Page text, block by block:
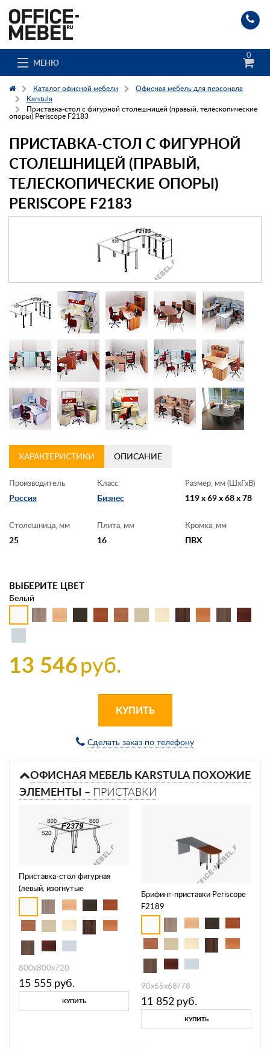
МЕНЮ
0
О компании
Доставка и сборка
Гос. заказчикам
Контакты
Заказать обратный звонок
Каталог офисной мебели
Офисная мебель для персонала
Karstula
Приставка-стол с фигурной столешницей (правый, телескопические
опоры) Periscope F2183
ПРИСТАВКА-СТОЛ С ФИГУРНОЙ
СТОЛЕШНИЦЕЙ (ПРАВЫЙ,
ТЕЛЕСКОПИЧЕСКИЕ ОПОРЫ)
PERISCOPE F2183
ХАРАКТЕРИСТИКИ ОПИСАНИЕ
Производитель
Россия
Класс
Бизнес
Размер, мм (ШхГхВ)
119 x 69 x 68 x 78
Столешница, мм
25
Плита, мм
16
Кромка, мм
ПВХ
ВЫБЕРИТЕ ЦВЕТ
Белый
13 546руб.
КУПИТЬ
Сделать заказ по телефону
ОФИСНАЯ МЕБЕЛЬ KARSTULA ПОХОЖИЕ
ЭЛЕМЕНТЫ – ПРИСТАВКИ
Приставка-стол фигурная
(левый, изогнутые
металлические ноги) Fansy
F2380
800х800х720
15 555 руб.
КУПИТЬ
Брифинг-приставки Periscope
F2189
90х65х68/78
11 852 руб.
КУПИТЬ